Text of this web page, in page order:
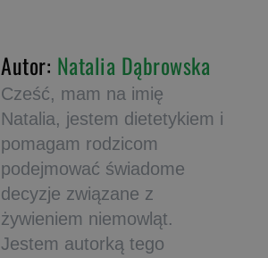
Autor: Natalia Dąbrowska
Cześć, mam na imię
Natalia, jestem dietetykiem i
pomagam rodzicom
podejmować świadome
decyzje związane z
żywieniem niemowląt.
Jestem autorką tego